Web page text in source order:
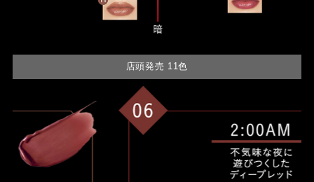
店頭発売 11色